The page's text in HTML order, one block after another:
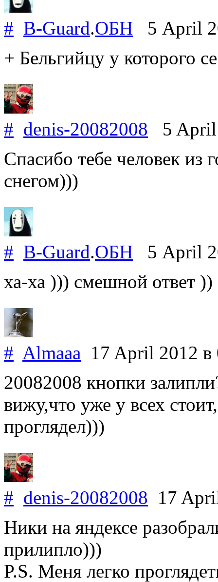
# B-Guard.ОБН 5 April
+ Бельгийцу у которого
# denis-20082008 5
Спасибо тебе человек из
снегом)))
# B-Guard.ОБН 5 April
ха-ха ))) смешной ответ ))
# Almaaa 17 April 2012 в
20082008 кнопки
вижу,что уже у всех
проглядел)))
# denis-20082008 17
Ники на яндексе
прилипло)))
P.S. Меня легко